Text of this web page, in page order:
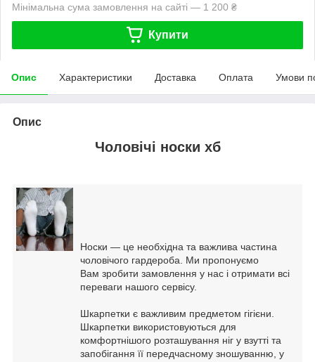
Мінімальна сума замовлення на сайті — 1 200 ₴
Купити
Опис Характеристики Доставка Оплата Умови
Опис
Чоловічі носки хб
Носки — це необхідна та важлива частина
чоловічого гардероба. Ми пропонуємо
Вам зробити замовлення у нас і отримати всі
переваги нашого сервісу.
Шкарпетки є важливим предметом гігієни.
Шкарпетки використовуються для
комфортнішого розташування ніг у взутті та
запобігання її передчасному зношуванню, у